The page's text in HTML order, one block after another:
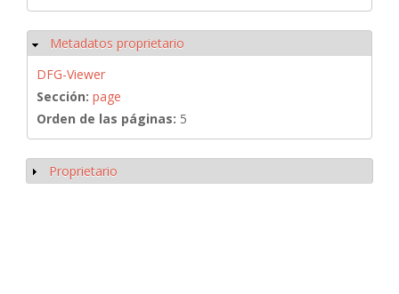
Ocultar
Metadatos proprietario
DFG-Viewer
Sección: page
Orden de las páginas: 5
Mostrar
Proprietario